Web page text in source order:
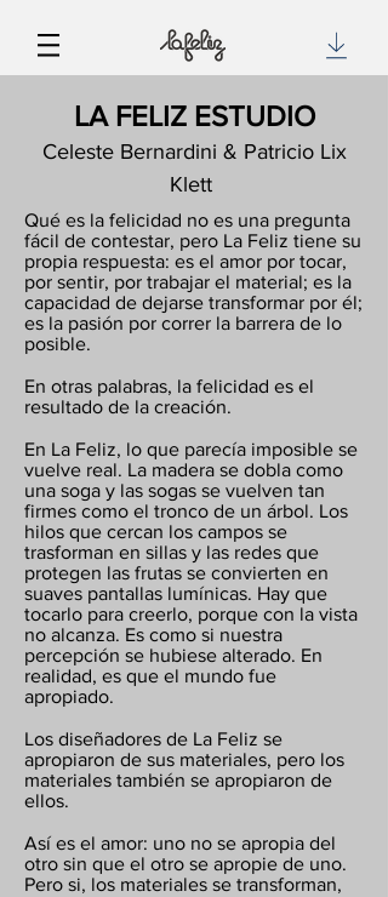
LA FELIZ ESTUDIO
Celeste Bernardini & Patricio Lix
Klett
Qué es la felicidad no es una pregunta
fácil de contestar, pero La Feliz tiene su
propia respuesta: es el amor por tocar,
por sentir, por trabajar el material; es la
capacidad de dejarse transformar por él;
es la pasión por correr la barrera de lo
posible.
En otras palabras, la felicidad es el
resultado de la creación.
En La Feliz, lo que parecía imposible se
vuelve real. La madera se dobla como
una soga y las sogas se vuelven tan
firmes como el tronco de un árbol. Los
hilos que cercan los campos se
trasforman en sillas y las redes que
protegen las frutas se convierten en
suaves pantallas lumínicas. Hay que
tocarlo para creerlo, porque con la vista
no alcanza. Es como si nuestra
percepción se hubiese alterado. En
realidad, es que el mundo fue
apropiado.
Los diseñadores de La Feliz se
apropiaron de sus materiales, pero los
materiales también se apropiaron de
ellos.
Así es el amor: uno no se apropia del
otro sin que el otro se apropie de uno.
Pero si, los materiales se transforman,